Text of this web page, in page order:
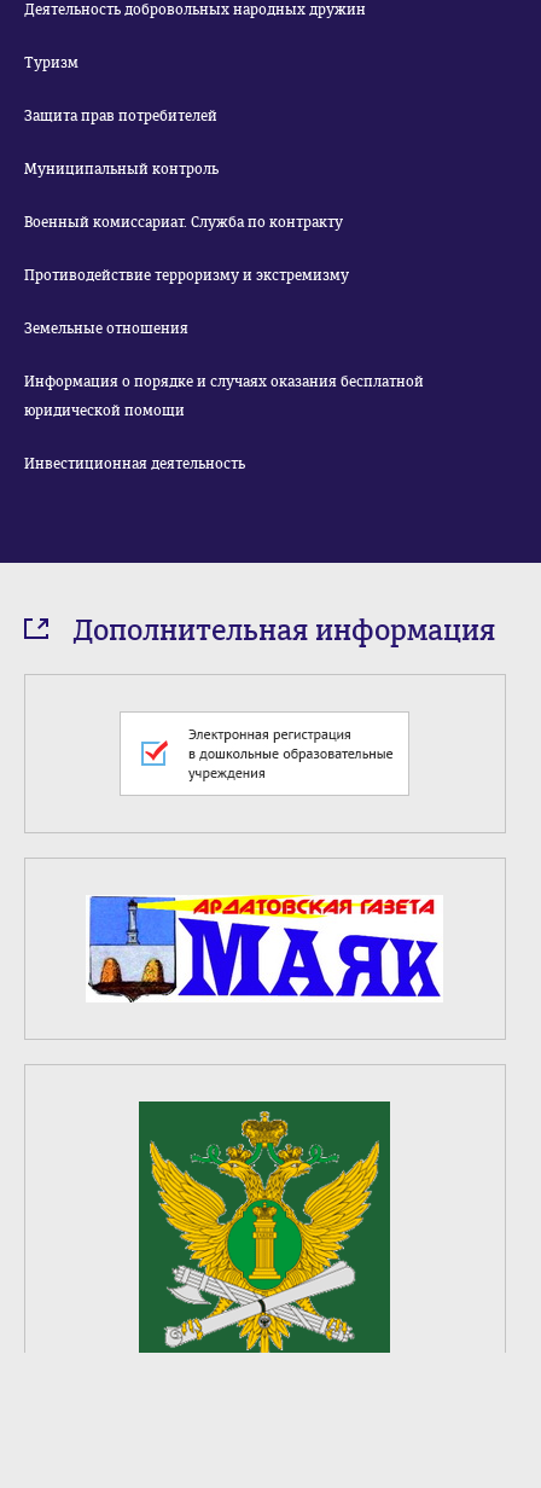
Деятельность добровольных народных дружин
Туризм
Защита прав потребителей
Муниципальный контроль
Военный комиссариат. Служба по контракту
Противодействие терроризму и экстремизму
Земельные отношения
Информация о порядке и случаях оказания бесплатной
юридической помощи
Инвестиционная деятельность
Дополнительная информация